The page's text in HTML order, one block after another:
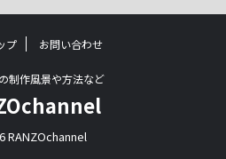
プ お問い合わせ
制作風景や方法など
RANZOchannel